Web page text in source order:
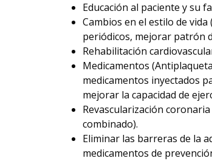
Educación al paciente y su
Cambios en el estilo de
periódicos, mejorar patrón
Rehabilitación
Medicamentos
medicamentos inyectados
mejorar la capacidad de
Revascularización coronaria
combinado).
Eliminar las barreras de la
medicamentos de